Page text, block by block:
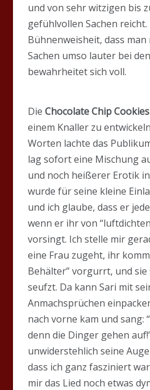
und von sehr witzigen bis
gefühlvollen Sachen
Bühnenweisheit, dass
Sachen umso lauter bei
bewahrheitet sich voll.
DieChocolate Chip Cookies
einem Knaller zu
Worten lachte das
lag sofort eine Mischung
und noch heißerer Erotik
wurde für seine kleine
und ich glaube, dass er
wenn er ihr von
vorsingt. Ich stelle mir
eine Frau zugeht, ihr
Behälter” vorgurrt, und sie
seufzt. Da kann Sari mit
Anmachsprüchen
nach vorne kam und sang:
denn die Dinger gehen
unwiderstehlich seine
dass ich ganz fasziniert
mir das Lied noch etwas